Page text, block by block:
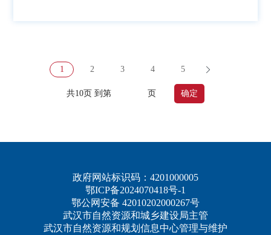
1 2 3 4 5
共10页 到第 页 确定
政府网站标识码：4201000005
鄂ICP备2024070418号-1
鄂公网安备 42010202000267号
武汉市自然资源和城乡建设局主管
武汉市自然资源和规划信息中心管理与维护